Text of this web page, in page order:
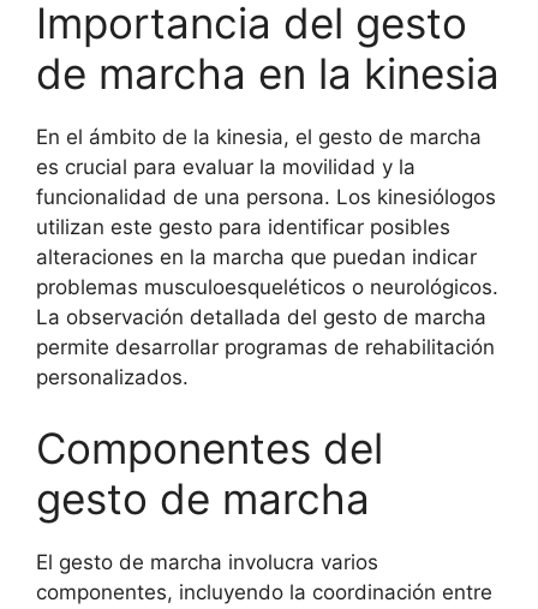
Importancia del gesto
de marcha en la kinesia
En el ámbito de la kinesia, el gesto de marcha
es crucial para evaluar la movilidad y la
funcionalidad de una persona. Los kinesiólogos
utilizan este gesto para identificar posibles
alteraciones en la marcha que puedan indicar
problemas musculoesqueléticos o neurológicos.
La observación detallada del gesto de marcha
permite desarrollar programas de rehabilitación
personalizados.
Componentes del
gesto de marcha
El gesto de marcha involucra varios
componentes, incluyendo la coordinación entre